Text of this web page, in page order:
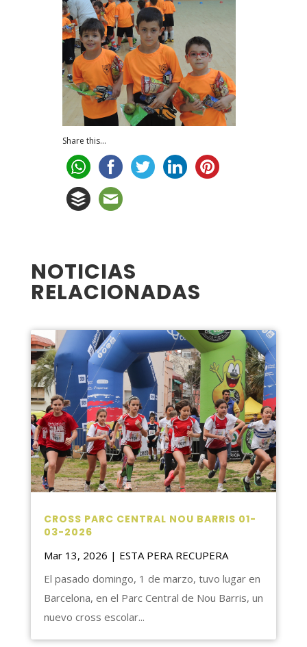
Share this...
NOTICIAS
RELACIONADAS
CROSS PARC CENTRAL NOU BARRIS 01-
03-2026
Mar 13, 2026 | ESTA PERA RECUPERA
El pasado domingo, 1 de marzo, tuvo lugar en
Barcelona, en el Parc Central de Nou Barris, un
nuevo cross escolar...